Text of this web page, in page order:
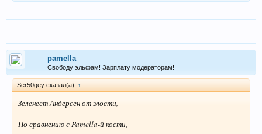
pamella
Свободу эльфам! Зарплату модераторам!
Ser50gey сказал(а): ↑
Зеленеет Андерсен от злости,
По сравнению с Pamella-й кости,